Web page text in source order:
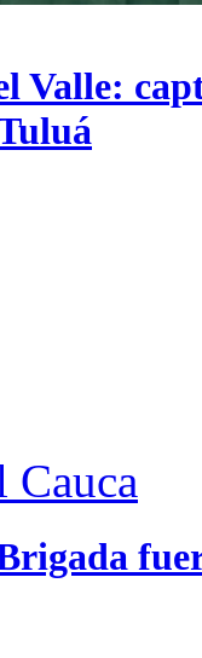
Valle:
Cauca